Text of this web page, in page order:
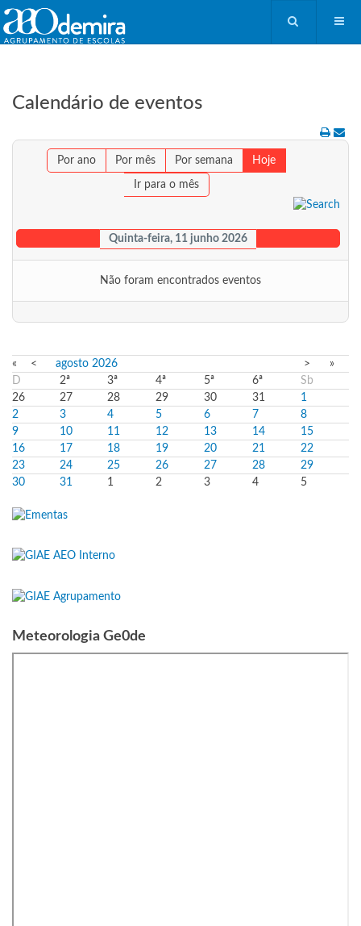
Calendário de eventos
Por ano Por mês Por semana Hoje
Ir para o mês
Quinta-feira, 11 junho 2026
Não foram encontrados eventos
« < agosto 2026 >
»
D
2ª 3ª 4ª 5ª 6ª
Sb
26
27 28 29 30 31
1
2
3 4 5 6 7
8
9
10 11 12 13 14
15
16
17 18 19 20 21
22
23
24 25 26 27 28
29
30
31 1 2 3 4 5
Meteorologia Ge0de